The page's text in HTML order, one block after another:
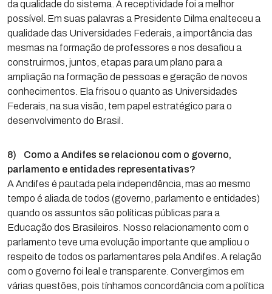
da qualidade do sistema. A receptividade foi a melhor
possível. Em suas palavras a Presidente Dilma enalteceu a
qualidade das Universidades Federais, a importância das
mesmas na formação de professores e nos desafiou a
construirmos, juntos, etapas para um plano para a
ampliação na formação de pessoas e geração de novos
conhecimentos. Ela frisou o quanto as Universidades
Federais, na sua visão, tem papel estratégico para o
desenvolvimento do Brasil.
8) Como a Andifes se relacionou com o governo,
parlamento e entidades representativas?
A Andifes é pautada pela independência, mas ao mesmo
tempo é aliada de todos (governo, parlamento e entidades)
quando os assuntos são políticas públicas para a
Educação dos Brasileiros. Nosso relacionamento com o
parlamento teve uma evolução importante que ampliou o
respeito de todos os parlamentares pela Andifes. A relação
com o governo foi leal e transparente. Convergimos em
várias questões, pois tínhamos concordância com a política